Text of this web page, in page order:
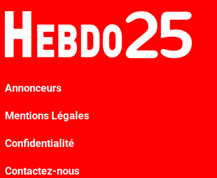
Annonceurs
Mentions Légales
Confidentialité
Contactez-nous